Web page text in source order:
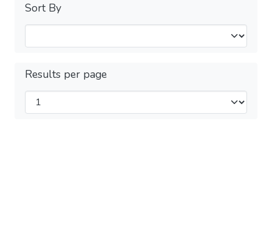
Sort By
Results per page